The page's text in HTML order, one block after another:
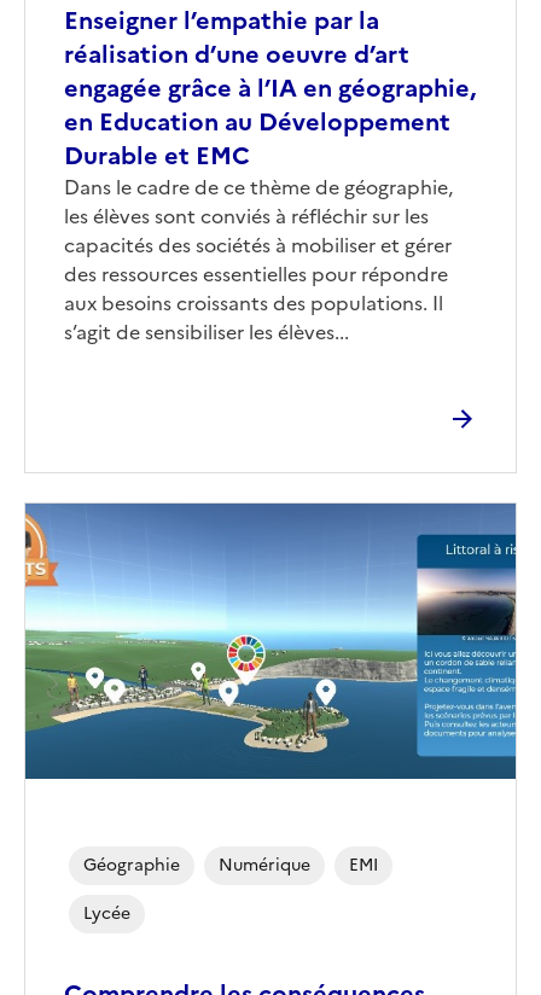
Enseigner l’empathie par la
réalisation d’une oeuvre d’art
engagée grâce à l’IA en géographie,
en Education au Développement
Durable et EMC
Corps
Dans le cadre de ce thème de géographie,
les élèves sont conviés à réfléchir sur les
capacités des sociétés à mobiliser et gérer
des ressources essentielles pour répondre
aux besoins croissants des populations. Il
s’agit de sensibiliser les élèves...
Géographie Numérique
EMI
Lycée
Image
de
couverture
(conseillée)